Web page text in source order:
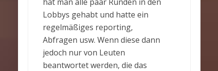
Lobbys gehabt und hatte ein
regelmäßiges reporting,
Abfragen usw. Wenn diese dann
jedoch nur von Leuten
beantwortet werden, die das